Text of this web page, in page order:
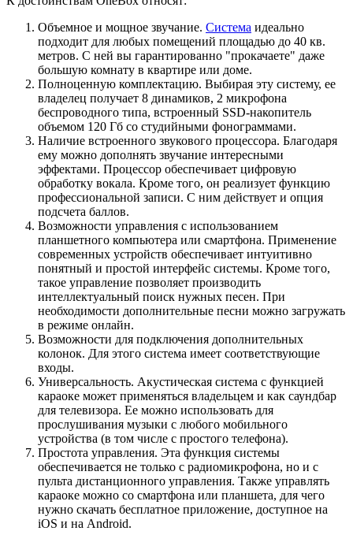
Объемное и мощное звучание. Система идеально
подходит для любых помещений площадью до 40 кв.
метров. С ней вы гарантированно "прокачаете" даже
большую комнату в квартире или доме.
Полноценную комплектацию. Выбирая эту систему, ее
владелец получает 8 динамиков, 2 микрофона
беспроводного типа, встроенный SSD-накопитель
объемом 120 Гб со студийными фонограммами.
Наличие встроенного звукового процессора. Благодаря
ему можно дополнять звучание интересными
эффектами. Процессор обеспечивает цифровую
обработку вокала. Кроме того, он реализует функцию
профессиональной записи. С ним действует и опция
подсчета баллов.
Возможности управления с использованием
планшетного компьютера или смартфона. Применение
современных устройств обеспечивает интуитивно
понятный и простой интерфейс системы. Кроме того,
такое управление позволяет производить
интеллектуальный поиск нужных песен. При
необходимости дополнительные песни можно загружать
в режиме онлайн.
Возможности для подключения дополнительных
колонок. Для этого система имеет соответствующие
входы.
Универсальность. Акустическая система с функцией
караоке может применяться владельцем и как саундбар
для телевизора. Ее можно использовать для
прослушивания музыки с любого мобильного
устройства (в том числе с простого телефона).
Простота управления. Эта функция системы
обеспечивается не только с радиомикрофона, но и с
пульта дистанционного управления. Также управлять
караоке можно со смартфона или планшета, для чего
нужно скачать бесплатное приложение, доступное на
iOS и на Android.